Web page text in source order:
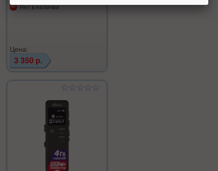
Нет в наличии
Цена:
3 350 р.